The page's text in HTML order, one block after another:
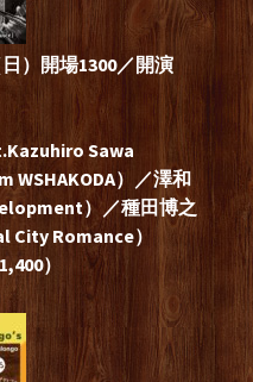
）開場1300／開演
Sawa
）／澤和
）／種田博之
Romance）
）